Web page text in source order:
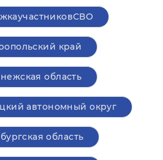
край
область
автономный округ
область